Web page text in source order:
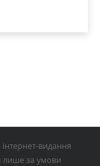
видання
лише за умови